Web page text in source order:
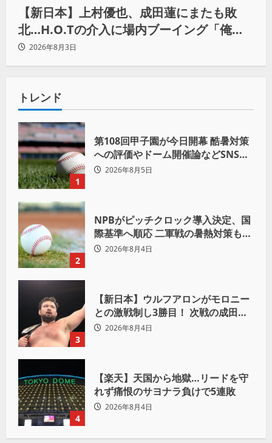
【新日本】上村優也、成田蓮にまたも敗
北…H.O.Tの介入に場内ブーイング「俺が
闘いたい蓮じゃない！」
2026年8月3日
トレンド
1
第108回甲子園が今日開幕 酷暑対策
への評価やドーム開催論などSNSで
議論も
2026年8月5日
2
NPBがピッチクロック導入決定、国
際基準へ順応 二軍戦の暑熱対策も柔
軟運用へ
2026年8月4日
3
【新日本】ウルフアロンがモロニー
との激戦制し3勝目！ 次戦の成田蓮
へ宣言「アイツの王道を俺の王道で
2026年8月4日
4
【楽天】天国から地獄…リードを守
れず痛恨のサヨナラ負けで5連敗
2026年8月4日